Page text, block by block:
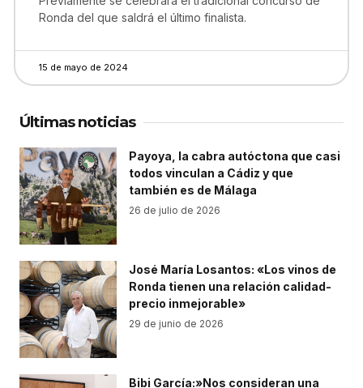
Ronda del que saldrá el último finalista.
15 de mayo de 2024
Últimas noticias
Payoya, la cabra autóctona que casi
todos vinculan a Cádiz y que
también es de Málaga
26 de julio de 2026
José María Losantos: «Los vinos de
Ronda tienen una relación calidad-
precio inmejorable»
29 de junio de 2026
Bibi García:»Nos consideran una